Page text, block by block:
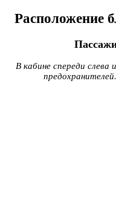
Расположение
В кабине спереди слева
предохранителей.